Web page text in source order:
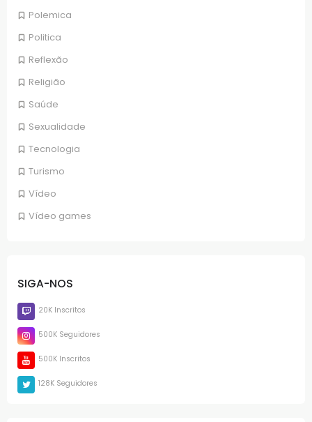
Polemica
Politica
Reflexão
Religião
Saúde
Sexualidade
Tecnologia
Turismo
Vídeo
Vídeo games
SIGA-NOS
20K Inscritos
500K Seguidores
500K Inscritos
128K Seguidores